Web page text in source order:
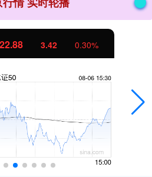
创业板指 3515.56